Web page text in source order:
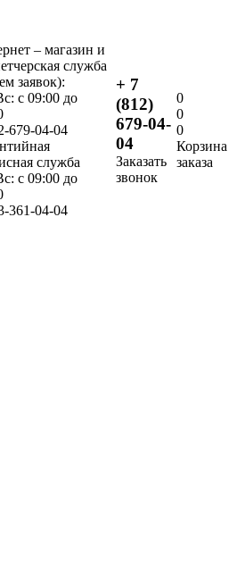
– магазин и
служба
заявок):
с 09:00 до
679-04-04
служба
с 09:00 до
361-04-04
+ 7
(812)
679-04-
04
Заказать
звонок
0
0
0
Корзина
заказа